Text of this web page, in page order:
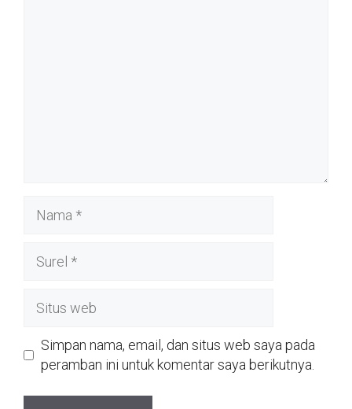
web
Simpan nama, email, dan situs web saya pada
peramban ini untuk komentar saya berikutnya.